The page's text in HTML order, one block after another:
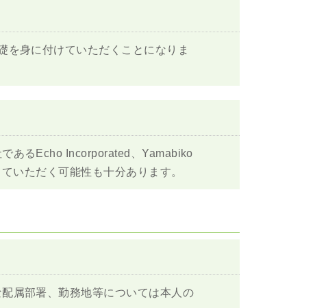
を身に付けていただくことになりま
あるEcho Incorporated、Yamabiko
いただく可能性も十分あります。
属部署、勤務地等については本人の